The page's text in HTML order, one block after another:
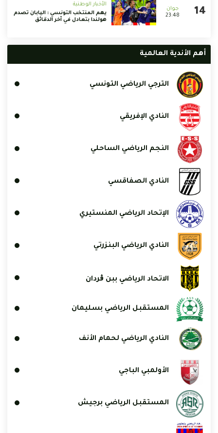
23:48
الأخبار الوطنية
يهم المنتخب التونسي : اليابان تصدم
هولندا بتعادل في آخر الدقائق
أهم الأندية العالمية
الترجي الرياضي التونسي
النادي الإفريقي
النجم الرياضي الساحلي
النادي الصفاقسي
الإتحاد الرياضي المنستيري
النادي الرياضي البنزرتي
الاتحاد الرياضي ببن ڨردان
المستقبل الرياضي بسليمان
النادي الرياضي لحمام الأنف
الأولمبي الباجي
المستقبل الرياضي برجيش